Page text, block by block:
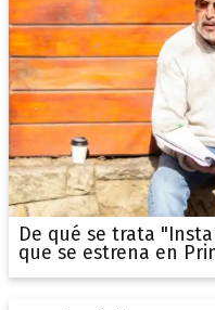
De qué se trata
que se estrena en